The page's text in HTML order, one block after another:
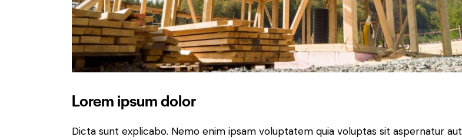
Lorem ipsum dolor
Dicta sunt explicabo. Nemo enim ipsam voluptatem quia voluptas sit aspernatur aut